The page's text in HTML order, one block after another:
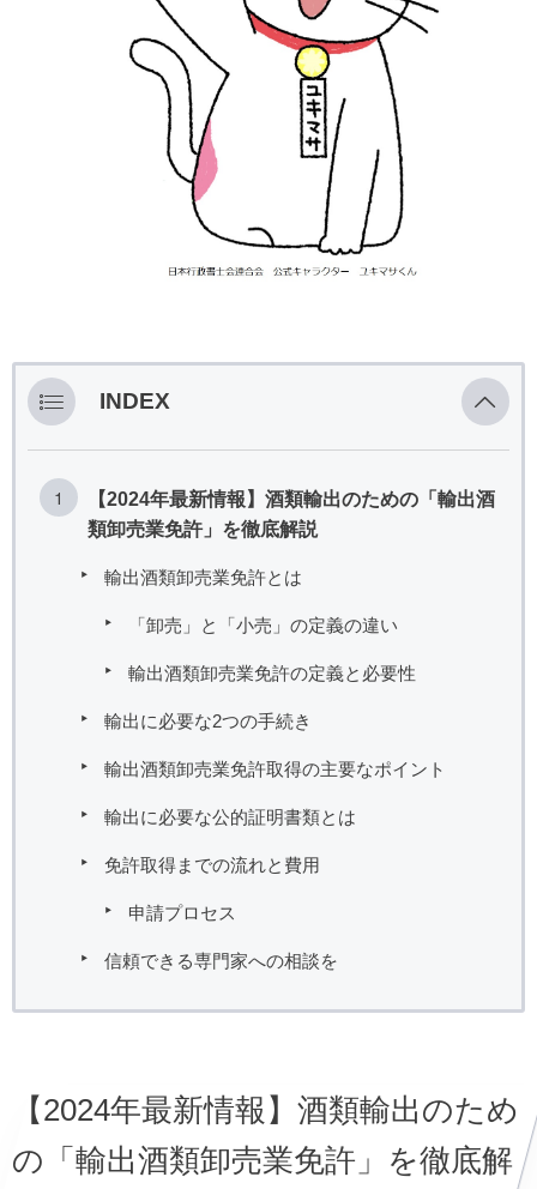
INDEX
【2024年最新情報】酒類輸出のための「輸出酒
類卸売業免許」を徹底解説
輸出酒類卸売業免許とは
「卸売」と「小売」の定義の違い
輸出酒類卸売業免許の定義と必要性
輸出に必要な2つの手続き
輸出酒類卸売業免許取得の主要なポイント
輸出に必要な公的証明書類とは
免許取得までの流れと費用
申請プロセス
信頼できる専門家への相談を
【2024年最新情報】酒類輸出のため
の「輸出酒類卸売業免許」を徹底解